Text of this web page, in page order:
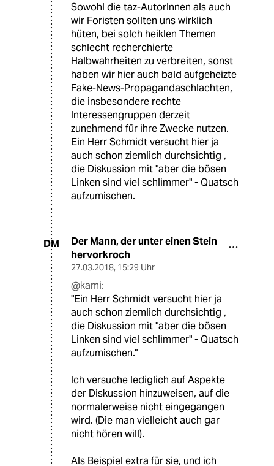
Sowohl die taz-AutorInnen als auch
wir Foristen sollten uns wirklich
hüten, bei solch heiklen Themen
schlecht recherchierte
Halbwahrheiten zu verbreiten, sonst
haben wir hier auch bald aufgeheizte
Fake-News-Propagandaschlachten,
die insbesondere rechte
Interessengruppen derzeit
zunehmend für ihre Zwecke nutzen.
Ein Herr Schmidt versucht hier ja
auch schon ziemlich durchsichtig ,
die Diskussion mit "aber die bösen
Linken sind viel schlimmer" - Quatsch
aufzumischen.
DM
Der Mann, der unter einen Stein
hervorkroch
27.03.2018, 15:29 Uhr
@kami:
"Ein Herr Schmidt versucht hier ja
auch schon ziemlich durchsichtig ,
die Diskussion mit "aber die bösen
Linken sind viel schlimmer" - Quatsch
aufzumischen."
Ich versuche lediglich auf Aspekte
der Diskussion hinzuweisen, auf die
normalerweise nicht eingegangen
wird. (Die man vielleicht auch gar
nicht hören will).
Als Beispiel extra für sie, und ich